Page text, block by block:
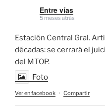
Entre vías
5 meses atrás
Estación Central Gral.
décadas: se cerrará el
del MTOP.
Foto
Ver en facebook · Compartir